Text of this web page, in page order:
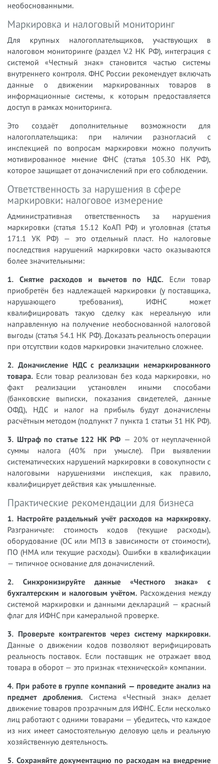
необоснованными.
Маркировка и налоговый мониторинг
Для крупных налогоплательщиков, участвующих в
налоговом мониторинге (раздел V.2 НК РФ), интеграция с
системой «Честный знак» становится частью системы
внутреннего контроля. ФНС России рекомендует включать
данные о движении маркированных товаров в
информационные системы, к которым предоставляется
доступ в рамках мониторинга.
Это создаёт дополнительные возможности для
налогоплательщика: при наличии разногласий с
инспекцией по вопросам маркировки можно получить
мотивированное мнение ФНС (статья 105.30 НК РФ),
которое защищает от доначислений при его соблюдении.
Ответственность за нарушения в сфере
маркировки: налоговое измерение
Административная ответственность за нарушения
маркировки (статья 15.12 КоАП РФ) и уголовная (статья
171.1 УК РФ) — это отдельный пласт. Но налоговые
последствия нарушений маркировки часто оказываются
более значительными:
1. Снятие расходов и вычетов по НДС. Если товар
приобретён без надлежащей маркировки (у поставщика,
нарушающего требования), ИФНС может
квалифицировать такую сделку как нереальную или
направленную на получение необоснованной налоговой
выгоды (статья 54.1 НК РФ). Доказать реальность операции
при отсутствии кодов маркировки значительно сложнее.
2. Доначисление НДС с реализации немаркированного
товара. Если товар реализован без кода маркировки, но
факт реализации установлен иными способами
(банковские выписки, показания свидетелей, данные
ОФД), НДС и налог на прибыль будут доначислены
расчётным методом (подпункт 7 пункта 1 статьи 31 НК РФ).
3. Штраф по статье 122 НК РФ — 20% от неуплаченной
суммы налога (40% при умысле). При выявлении
систематических нарушений маркировки в совокупности с
налоговыми нарушениями инспекция, как правило,
квалифицирует действия как умышленные.
Практические рекомендации для бизнеса
1. Настройте раздельный учёт расходов на маркировку.
Разграничьте: стоимость кодов (текущие расходы),
оборудование (ОС или МПЗ в зависимости от стоимости),
ПО (НМА или текущие расходы). Ошибки в квалификации
— типичное основание для доначислений.
2. Синхронизируйте данные «Честного знака» с
бухгалтерским и налоговым учётом. Расхождения между
системой маркировки и данными деклараций — красный
флаг для ИФНС при камеральной проверке.
3. Проверьте контрагентов через систему маркировки.
Данные о движении кодов позволяют верифицировать
реальность поставок. Если поставщик не отражает ввод
товара в оборот — это признак «технической» компании.
4. При работе в группе компаний — проведите анализ на
предмет дробления. Система «Честный знак» делает
движение товаров прозрачным для ИФНС. Если несколько
лиц работают с одними товарами — убедитесь, что каждое
из них имеет самостоятельную деловую цель и реальную
хозяйственную деятельность.
5. Сохраняйте документацию по расходам на внедрение